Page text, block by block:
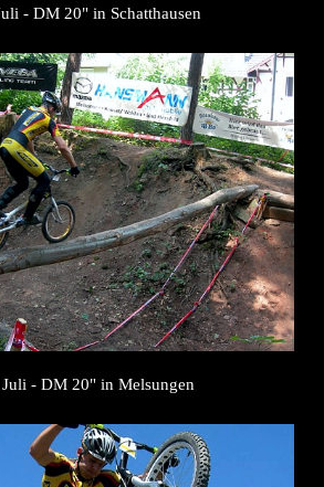
- DM 20" in Schatthausen
- DM 20" in Melsungen